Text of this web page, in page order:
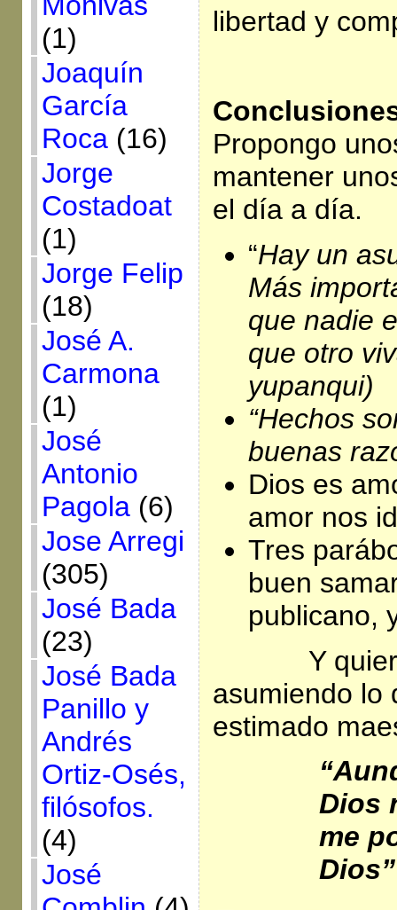
(1)
Joaquín
García
Roca(16)
Jorge
Costadoat
(1)
Jorge Felip
(18)
José A.
Carmona
(1)
José
Antonio
Pagola(6)
Jose Arregi
(305)
José Bada
(23)
José Bada
Panillo y
Andrés
Ortiz-Osés,
filósofos.
(4)
José
libertad y
Propongo
mantener
el día a día.
“Hay un
Más
que nadie
que otro
yupanqui)
“Hechos
buenas
Dios es
amor nos
Tres
buen
publicano,
Y
asumiendo lo
estimado
“
Dios
me
Dios”